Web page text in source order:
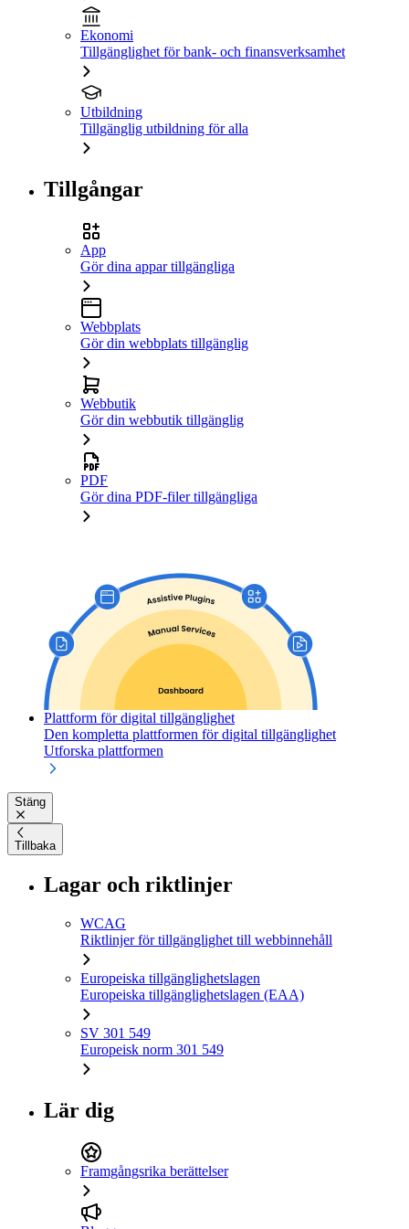
Ekonomi
Tillgänglighet för bank- och finansverksamhet
Utbildning
Tillgänglig utbildning för alla
Tillgångar
App
Gör dina appar tillgängliga
Webbplats
Gör din webbplats tillgänglig
Webbutik
Gör din webbutik tillgänglig
PDF
Gör dina PDF-filer tillgängliga
Plattform för digital tillgänglighet
Den kompletta plattformen för digital tillgänglighet
Utforska plattformen
Stäng
Tillbaka
Lagar och riktlinjer
WCAG
Riktlinjer för tillgänglighet till webbinnehåll
Europeiska tillgänglighetslagen
Europeiska tillgänglighetslagen (EAA)
SV 301 549
Europeisk norm 301 549
Lär dig
Framgångsrika berättelser